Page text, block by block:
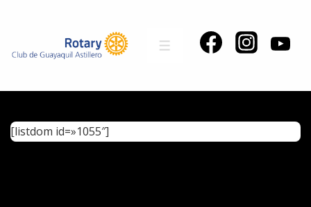
[listdom id=»1055″]